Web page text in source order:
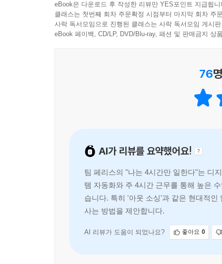
‘정의’는 기존의 잘못된 상식들을 완전히 뒤집어
기존 관념들을 완전히 뿌리 뽑는다. 하루 12시간
아웃소싱, 무결정(nondecision) 규칙을 이용하여
“백만장자처럼 살기 위해 노예처럼 일할 필요가 있
원격근무, 정보 다이어트, 수입 자동화, 미니 은퇴…
없다고 저자는 자신의 삶을 통해 증명해 보인다.
그가 강조하는 방식은 기존의 규칙을 벗어나라
자동화, 정보 다이어트, 원격 비서, 원격 근무, 경
역발상 관리 기법이 총동원된다.
무엇보다 힘주어 이야기하는 부분은 중요한 일에
강추! 이 책은 완전히 새롭고 흥미로운 현상이다!
스튜어트 프리드먼, 펜실베이니아대학 와튼 스쿨
eBook은 다운로드 후 작성한 리뷰만 YES포인트 지급됩니
클래스는 첫번째 회차 주문확정 시점부터 마지막 회차 주
사락 독서모임으로 진행된 클래스는 사락 독서모임 게시
eBook 페이백, CD/LP, DVD/Blu-ray, 패션 및 판매금지 상
76
AI가 리뷰를 요약했어요!
팀 페리스의 "나는 4시간만 일한다"는 디
템 자동화와 주 4시간 근무를 통해 높은
습니다. 특히 '아웃 소싱'과 같은 현대적
사는 방법을 제안합니다.
AI 리뷰가 도움이 되었나요? 좋아요 0